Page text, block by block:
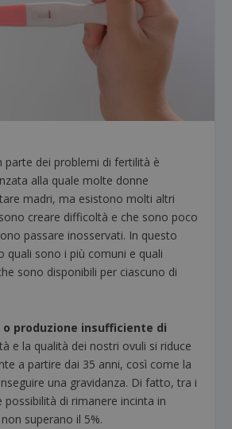
parte dei problemi di fertilità è
alla quale molte donne
madri, ma esistono molti altri
creare difficoltà e che sono poco
passare inosservati. In questo
quali sono i più comuni e quali
sono disponibili per ciascuno di
o produzione insufficiente di
e la qualità dei nostri ovuli si riduce
a partire dai 35 anni, così come la
una gravidanza. Di fatto, tra i
possibilità di rimanere incinta in
superano il 5%.